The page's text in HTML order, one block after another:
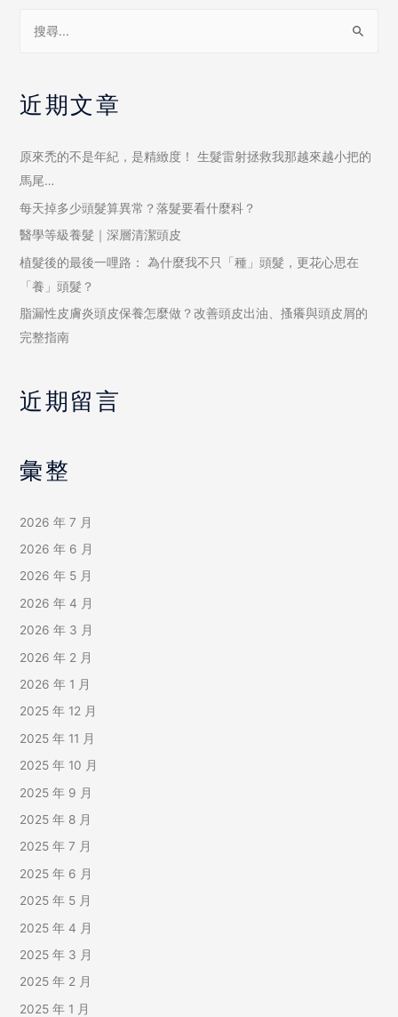
近期文章
原來禿的不是年紀，是精緻度！ 生髮雷射拯救我那越來越小把的
馬尾…
每天掉多少頭髮算異常？落髮要看什麼科？
醫學等級養髮｜深層清潔頭皮
植髮後的最後一哩路： 為什麼我不只「種」頭髮，更花心思在
「養」頭髮？
脂漏性皮膚炎頭皮保養怎麼做？改善頭皮出油、搔癢與頭皮屑的
完整指南
近期留言
彙整
2026 年 7 月
2026 年 6 月
2026 年 5 月
2026 年 4 月
2026 年 3 月
2026 年 2 月
2026 年 1 月
2025 年 12 月
2025 年 11 月
2025 年 10 月
2025 年 9 月
2025 年 8 月
2025 年 7 月
2025 年 6 月
2025 年 5 月
2025 年 4 月
2025 年 3 月
2025 年 2 月
2025 年 1 月